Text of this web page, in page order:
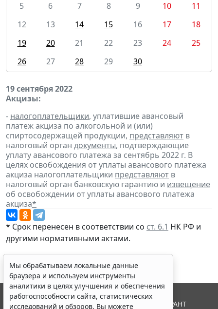
5
6 7 8 9 10
11
12
13 14 15 16 17
18
19
20 21 22 23 24
25
26
27 28 29 30
19 сентября 2022
Акцизы:
- налогоплательщики, уплатившие авансовый
платеж акциза по алкогольной и (или)
спиртосодержащей продукции, представляют в
налоговый орган документы, подтверждающие
уплату авансового платежа за сентябрь 2022 г. В
целях освобождения от уплаты авансового платежа
акциза налогоплательщики представляют в
налоговый орган банковскую гарантию и извещение
об освобождении от уплаты авансового платежа
акциза*
* Срок перенесен в соответствии со ст. 6.1 НК РФ и
другими нормативными актами.
Мы обрабатываем локальные данные
браузера и используем инструменты
аналитики в целях улучшения и обеспечения
работоспособности сайта, статистических
исследований и обзоров. Вы можете
© ООО "НПП "ГАРАНТ-СЕРВИС", 2026. Система ГАРАНТ